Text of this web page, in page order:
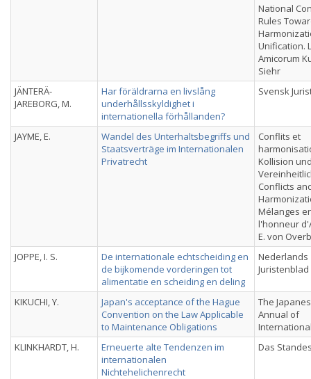
National
Rules
Unification.
Amicorum
Siehr
JÄNTERÄ-
JAREBORG, M.
Har föräldrarna en livslång
underhållsskyldighet i
internationella förhållanden?
Svensk
JAYME, E.
Wandel des Unterhaltsbegriffs und
Staatsverträge im Internationalen
Privatrecht
Conflits et
Kollision
Conflicts
Mélanges
l'honneur
E. von
JOPPE, I. S.
De internationale echtscheiding en
de bijkomende vorderingen tot
alimentatie en scheiding en deling
Nederlands
Juristenblad
KIKUCHI, Y.
Japan's acceptance of the Hague
Convention on the Law Applicable
to Maintenance Obligations
The
Annual of
KLINKHARDT, H.
Erneuerte alte Tendenzen im
internationalen
Nichtehelichenrecht
Das